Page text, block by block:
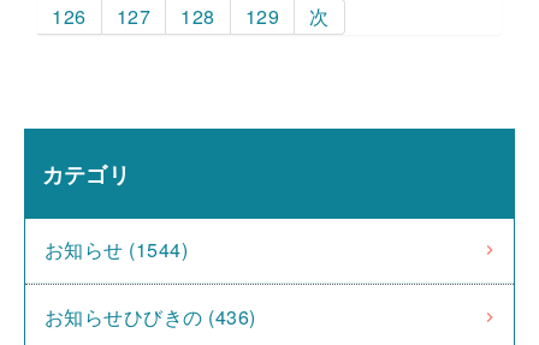
126
127 128 129 次
カテゴリ
お知らせ (1544)
お知らせひびきの (436)